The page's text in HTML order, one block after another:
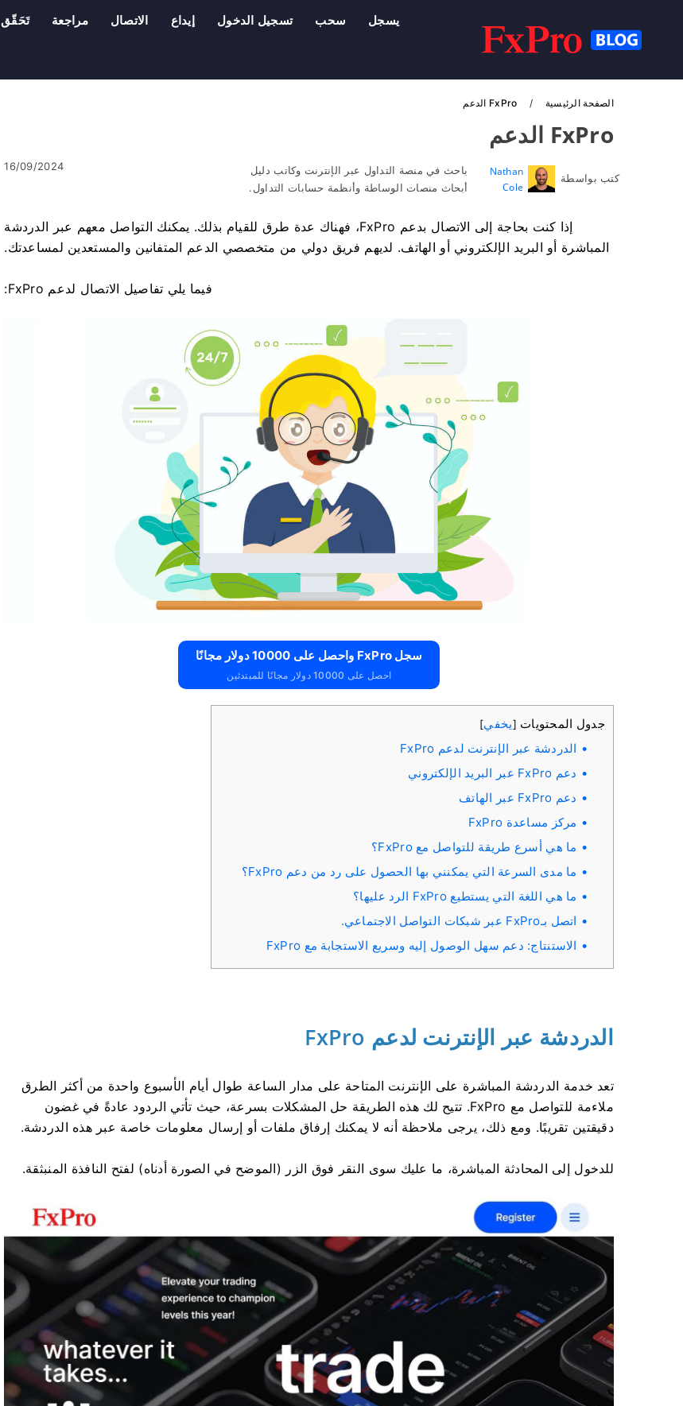
تَحَقّق مراجعة الاتصال إيداع تسجيل الدخول سحب يسجل
الصفحة الرئيسية FxPro الدعم
FxPro الدعم
كتب بواسطة
Nathan
Cole
باحث في منصة التداول عبر الإنترنت وكاتب دليل
أبحاث منصات الوساطة وأنظمة حسابات التداول.
16/09/2024
إذا كنت بحاجة إلى الاتصال بدعم FxPro، فهناك عدة طرق للقيام بذلك. يمكنك التواصل معهم عبر الدردشة
المباشرة أو البريد الإلكتروني أو الهاتف. لديهم فريق دولي من متخصصي الدعم المتفانين والمستعدين لمساعدتك.
فيما يلي تفاصيل الاتصال لدعم FxPro:
سجل FxPro واحصل على 10000 دولار مجانًا
احصل على 10000 دولار مجانًا للمبتدئين
جدول المحتويات [يخفي]
الدردشة عبر الإنترنت لدعم FxPro
دعم FxPro عبر البريد الإلكتروني
دعم FxPro عبر الهاتف
مركز مساعدة FxPro
ما هي أسرع طريقة للتواصل مع FxPro؟
ما مدى السرعة التي يمكنني بها الحصول على رد من دعم FxPro؟
ما هي اللغة التي يستطيع FxPro الرد عليها؟
اتصل بـFxPro عبر شبكات التواصل الاجتماعي.
الاستنتاج: دعم سهل الوصول إليه وسريع الاستجابة مع FxPro
الدردشة عبر الإنترنت لدعم FxPro
تعد خدمة الدردشة المباشرة على الإنترنت المتاحة على مدار الساعة طوال أيام الأسبوع واحدة من أكثر الطرق
ملاءمة للتواصل مع FxPro. تتيح لك هذه الطريقة حل المشكلات بسرعة، حيث تأتي الردود عادةً في غضون
دقيقتين تقريبًا. ومع ذلك، يرجى ملاحظة أنه لا يمكنك إرفاق ملفات أو إرسال معلومات خاصة عبر هذه الدردشة.
للدخول إلى المحادثة المباشرة، ما عليك سوى النقر فوق الزر (الموضح في الصورة أدناه) لفتح النافذة المنبثقة.